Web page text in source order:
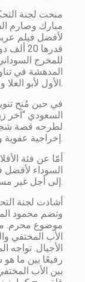
منحت لجنة
مبارك وصارم
لأفضل فيلم
قدرها
للمخرج
المدهشة في
في حين مُنح
السعودي “آخر
لطرحه قصة
أمّا عن فئة
السوداء لأفضل
أشادت لجنة
وتضم محمود
موضوع محرم.
الأب المختفي
الأجيال. تواجه
رفيعًا بين ما
بين الأب